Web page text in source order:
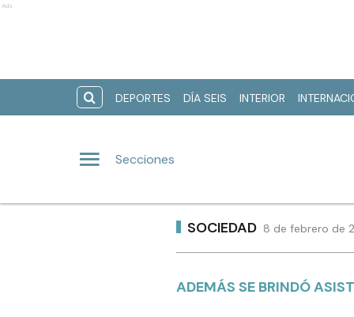
Ads
DEPORTES DÍA SEIS INTERIOR
Secciones
SOCIEDAD 8 de febrero de
ADEMÁS SE BRINDÓ